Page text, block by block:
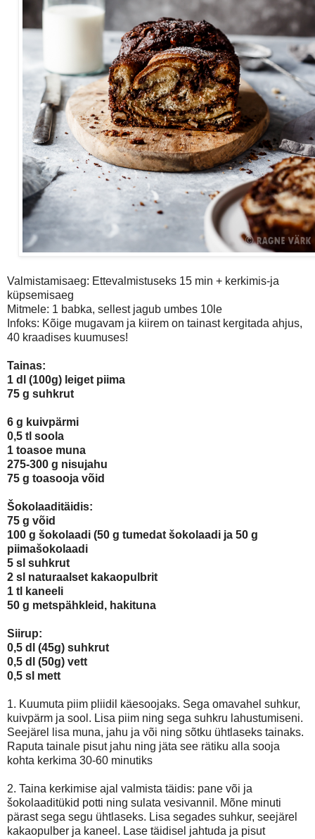
Valmistamisaeg: Ettevalmistuseks 15 min + kerkimis-ja
küpsemisaeg
Mitmele: 1 babka, sellest jagub umbes 10le
Infoks: Kõige mugavam ja kiirem on tainast kergitada ahjus,
40 kraadises kuumuses!
Tainas:
1 dl (100g) leiget piima
75 g suhkrut
6 g kuivpärmi
0,5 tl soola
1 toasoe muna
275-300 g nisujahu
75 g toasooja võid
Šokolaaditäidis:
75 g võid
100 g šokolaadi (50 g tumedat šokolaadi ja 50 g
piimašokolaadi
5 sl suhkrut
2 sl naturaalset kakaopulbrit
1 tl kaneeli
50 g metspähkleid, hakituna
Siirup:
0,5 dl (45g) suhkrut
0,5 dl (50g) vett
0,5 sl mett
1. Kuumuta piim pliidil käesoojaks. Sega omavahel suhkur,
kuivpärm ja sool. Lisa piim ning sega suhkru lahustumiseni.
Seejärel lisa muna, jahu ja või ning sõtku ühtlaseks tainaks.
Raputa tainale pisut jahu ning jäta see rätiku alla sooja
kohta kerkima 30-60 minutiks
2. Taina kerkimise ajal valmista täidis: pane või ja
šokolaaditükid potti ning sulata vesivannil. Mõne minuti
pärast sega segu ühtlaseks. Lisa segades suhkur, seejärel
kakaopulber ja kaneel. Lase täidisel jahtuda ja pisut